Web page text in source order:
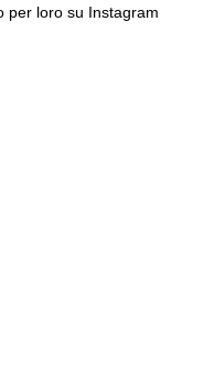
per loro su Instagram